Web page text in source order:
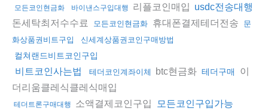
모든코인현금화
바이낸스구입대행 리플코인매입 usdc전송대행
돈세탁최저수수료 모든코인현금화 휴대폰결제테더전송
문
화상품권비트구입
신세계상품권코인구매방법
컬쳐랜드비트코인구입
비트코인사는법 테더코인계좌이체 btc현금화 테더구매
이
더리움클레식클레식매입
테더트론구매대행 소액결제코인구입 모든코인구입가능